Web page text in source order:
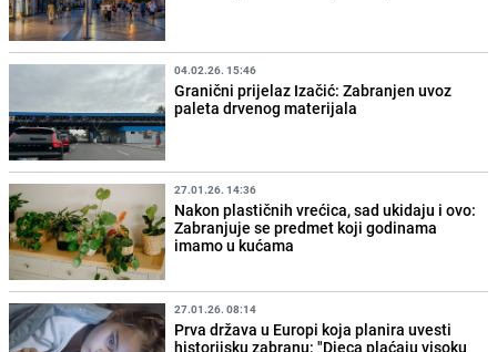
04.02.26. 15:46
Granični prijelaz Izačić: Zabranjen uvoz
paleta drvenog materijala
27.01.26. 14:36
Nakon plastičnih vrećica, sad ukidaju i ovo:
Zabranjuje se predmet koji godinama
imamo u kućama
27.01.26. 08:14
Prva država u Europi koja planira uvesti
historijsku zabranu: "Djeca plaćaju visoku